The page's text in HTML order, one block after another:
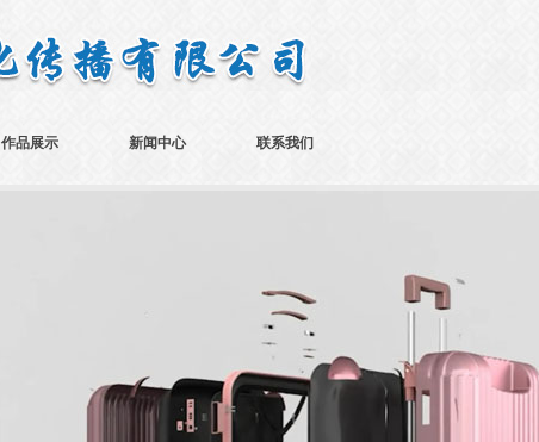
作品展示 新闻中心 联系我们